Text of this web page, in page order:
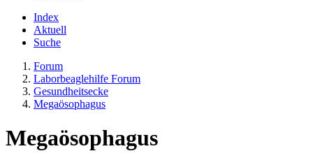
Index
Aktuell
Suche
Forum
Laborbeaglehilfe Forum
Gesundheitsecke
Megaösophagus
Megaösophagus